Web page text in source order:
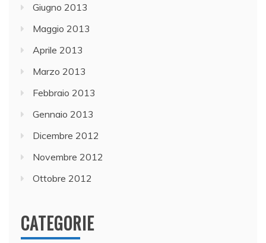
Giugno 2013
Maggio 2013
Aprile 2013
Marzo 2013
Febbraio 2013
Gennaio 2013
Dicembre 2012
Novembre 2012
Ottobre 2012
CATEGORIE